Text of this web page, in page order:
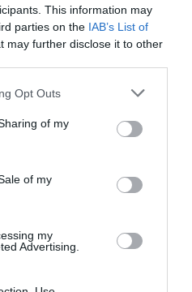
This information may
parties on the IAB’s List of
may further disclose it to other
uses one or more Google
behaviour. You may click to
and its third-party tags to
purposes in below Google
Opt Outs
of my
of my
my
Advertising.
οικισμό των